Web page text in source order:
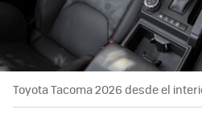
Toyota Tacoma 2026 desde el